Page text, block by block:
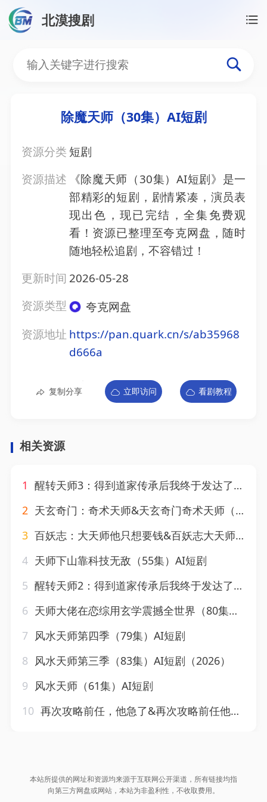
北漠搜剧
除魔天师（30集）AI短剧
除魔天师（30集）AI短剧
资源分类 短剧
资源描述
《除魔天师（30集）AI短剧》是一
部精彩的短剧，剧情紧凑，演员表
现出色，现已完结，全集免费观
看！资源已整理至夸克网盘，随时
随地轻松追剧，不容错过！
更新时间 2026-05-28
资源类型
夸克网盘
资源地址 https://pan.quark.cn/s/ab35968
d666a
复制分享 立即访问 看剧教程
相关资源
1 醒转天师3：得到道家传承后我终于发达了&醒转天师3得到道家传承后我终于发达了（59集）AI短剧
2 天玄奇门：奇术天师&天玄奇门奇术天师（55集）AI短剧
3 百妖志：大天师他只想要钱&百妖志大天师他只想要钱（81集）AI短剧
4 天师下山靠科技无敌（55集）AI短剧
5 醒转天师2：得到道家传承后我终于发达了&醒转天师2得到道家传承后我终于发达了（71集）AI短剧
6 天师大佬在恋综用玄学震撼全世界（80集）AI短剧
7 风水天师第四季（79集）AI短剧
8 风水天师第三季（83集）AI短剧（2026）
9 风水天师（61集）AI短剧
10 再次攻略前任，他急了&再次攻略前任他急了（20集）AI短剧
本站所提供的网址和资源均来源于互联网公开渠道，所有链接均指
向第三方网盘或网站，本站为非盈利性，不收取费用。